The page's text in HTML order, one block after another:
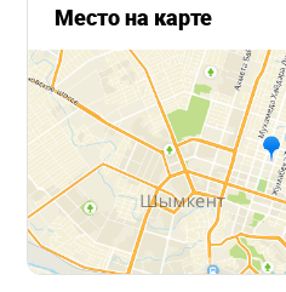
Место на карте